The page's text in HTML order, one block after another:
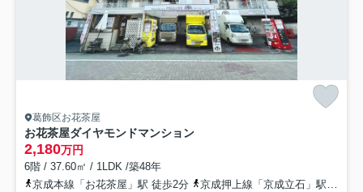
葛飾区お花茶屋
お花茶屋ダイヤモンドマンション
2,180万円
6階 / 37.60㎡ / 1LDK /築48年
京成本線「お花茶屋」駅 徒歩2分
京成押上線「京成立石」駅 徒歩21分